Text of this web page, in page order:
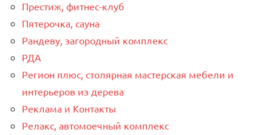
Престиж, фитнес-клуб
Пятерочка, сауна
Рандеву, загородный комплекс
РДА
Регион плюс, столярная мастерская мебели и
интерьеров из дерева
Реклама и Контакты
Релакс, автомоечный комплекс